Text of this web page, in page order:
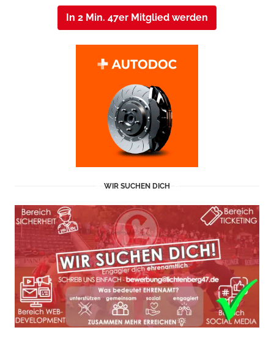
In 2 Min. 47er Mitglied werden
WIR SUCHEN DICH